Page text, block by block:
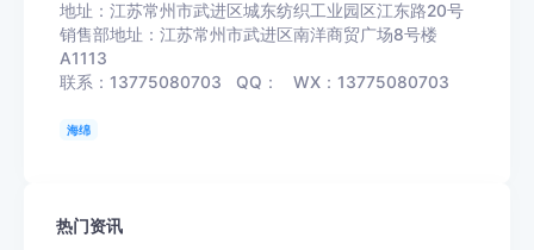
地址：江苏常州市武进区城东纺织工业园区江东路20号
销售部地址：江苏常州市武进区南洋商贸广场8号楼
A1113
联系：13775080703 QQ： WX：13775080703
海绵
热门资讯